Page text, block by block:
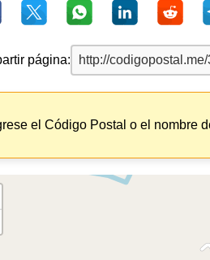
página:
el Código Postal o el nombre